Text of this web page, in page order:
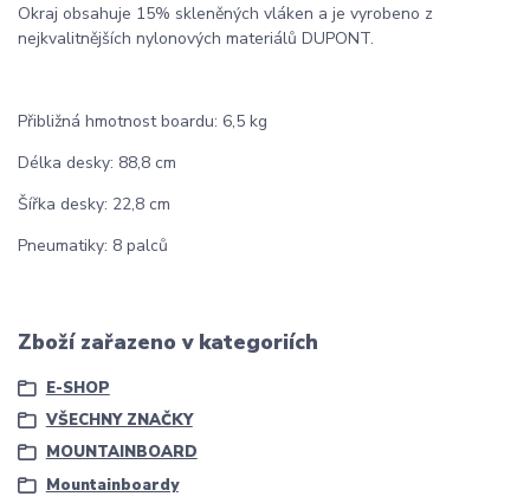
Okraj obsahuje 15% skleněných vláken a je vyrobeno z
nejkvalitnějších nylonových materiálů DUPONT.
Přibližná hmotnost boardu: 6,5 kg
Délka desky: 88,8 cm
Šířka desky: 22,8 cm
Pneumatiky: 8 palců
Zboží zařazeno v kategoriích
E-SHOP
VŠECHNY ZNAČKY
MOUNTAINBOARD
Mountainboardy